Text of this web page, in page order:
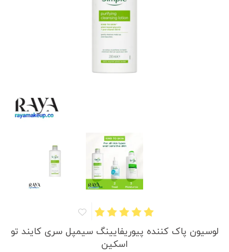
لوسیون پاک کننده پیوریفایینگ سیمپل سری کایند تو
اسکین